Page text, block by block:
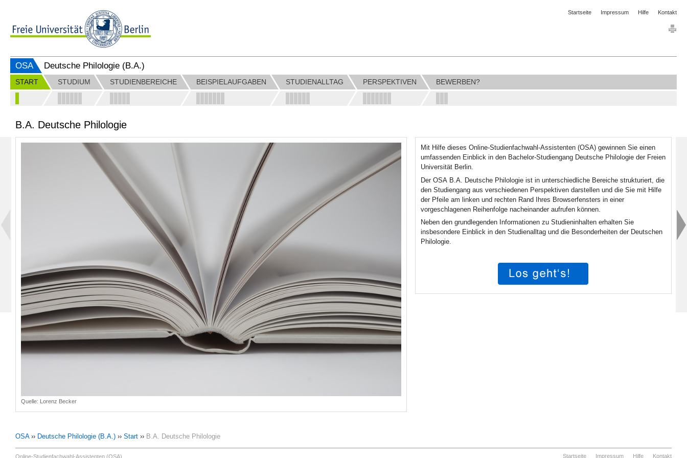
Startseite Impressum Hilfe Kontakt
OSA Deutsche Philologie (B.A.)
START STUDIUM STUDIENBEREICHE BEISPIELAUFGABEN STUDIENALLTAG PERSPEKTIVEN BEWERBEN?
B.A. Deutsche Philologie
Quelle: Lorenz Becker
Mit Hilfe dieses Online-Studienfachwahl-Assistenten (OSA) gewinnen Sie einen
umfassenden Einblick in den Bachelor-Studiengang Deutsche Philologie der Freien
Universität Berlin.
Der OSA B.A. Deutsche Philologie ist in unterschiedliche Bereiche strukturiert, die
den Studiengang aus verschiedenen Perspektiven darstellen und die Sie mit Hilfe
der Pfeile am linken und rechten Rand Ihres Browserfensters in einer
vorgeschlagenen Reihenfolge nacheinander aufrufen können.
Neben den grundlegenden Informationen zu Studieninhalten erhalten Sie
insbesondere Einblick in den Studienalltag und die Besonderheiten der Deutschen
Philologie.
OSA›› Deutsche Philologie (B.A.) ›› Start ›› B.A. Deutsche Philologie
Online-Studienfachwahl-Assistenten (OSA) Startseite Impressum Hilfe Kontakt